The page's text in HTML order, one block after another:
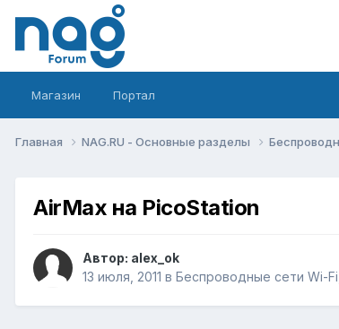
Магазин Портал
Главная NAG.RU - Основные разделы
AirMax на PicoStation
Автор: alex_ok
13 июля, 2011 в Беспроводные сети Wi-Fi,